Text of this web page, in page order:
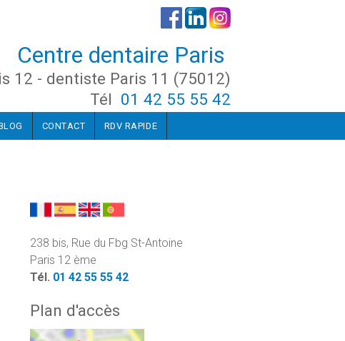
Centre dentaire Paris
12 - dentiste Paris 11 (75012)
Tél 01 42 55 55 42
CONTACT RDV RAPIDE
238 bis, Rue du Fbg St-Antoine
Paris 12 ème
Tél. 01 42 55 55 42
Plan d'accès